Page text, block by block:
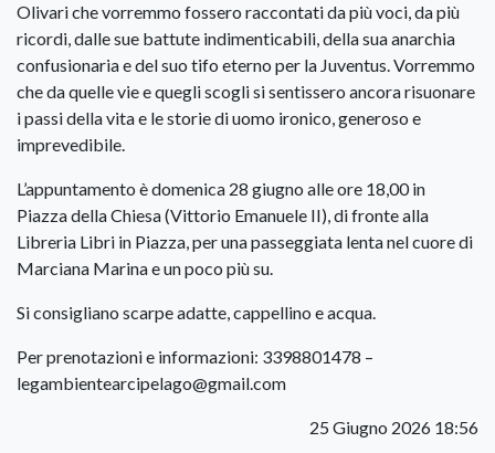
Olivari che vorremmo fossero raccontati da più voci, da più
ricordi, dalle sue battute indimenticabili, della sua anarchia
confusionaria e del suo tifo eterno per la Juventus. Vorremmo
che da quelle vie e quegli scogli si sentissero ancora risuonare
i passi della vita e le storie di uomo ironico, generoso e
imprevedibile.
L’appuntamento è domenica 28 giugno alle ore 18,00 in
Piazza della Chiesa (Vittorio Emanuele II), di fronte alla
Libreria Libri in Piazza, per una passeggiata lenta nel cuore di
Marciana Marina e un poco più su.
Si consigliano scarpe adatte, cappellino e acqua.
Per prenotazioni e informazioni: 3398801478 –
legambientearcipelago@gmail.com
25 Giugno 2026 18:56